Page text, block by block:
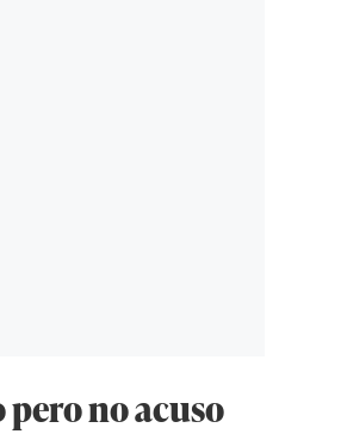
no acuso